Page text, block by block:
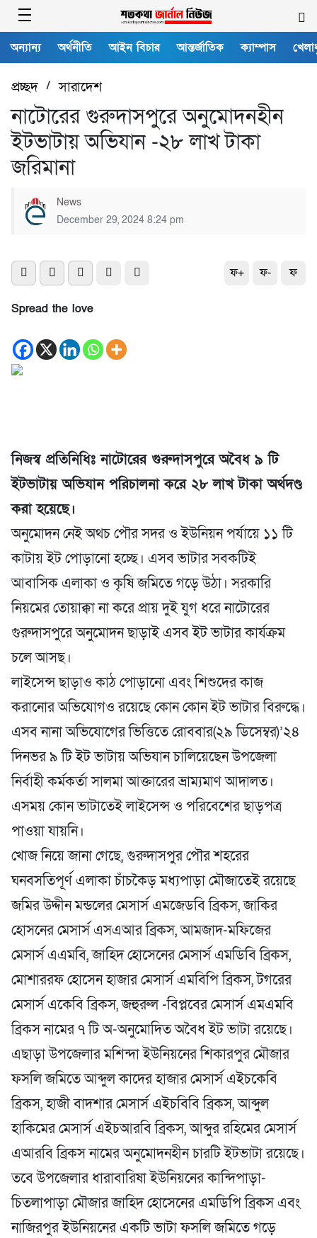
অন্যান্য অর্থনীতি আইন বিচার আন্তর্জাতিক ক্যাম্পাস
প্রচ্ছদ/সারাদেশ
নাটোরের গুরুদাসপুরে অনুমোদনহীন
ইটভাটায় অভিযান -২৮ লাখ টাকা
জরিমানা
News
December 29, 2024 8:24 pm
ফ+ ফ- ফ
Spread the love
নিজস্ব প্রতিনিধিঃ নাটোরের গুরুদাসপুরে অবৈধ ৯ টি
ইটভাটায় অভিযান পরিচালনা করে ২৮ লাখ টাকা অর্থদণ্ড
করা হয়েছে।
অনুমোদন নেই অথচ পৌর সদর ও ইউনিয়ন পর্যায়ে ১১ টি
কাটায় ইট পোড়ানো হচ্ছে। এসব ভাটার সবকটিই
আবাসিক এলাকা ও কৃষি জমিতে গড়ে উঠা। সরকারি
নিয়মের তোয়াক্কা না করে প্রায় দুই যুগ ধরে নাটোরের
গুরুদাসপুরে অনুমোদন ছাড়াই এসব ইট ভাটার কার্যক্রম
চলে আসছ।
লাইসেন্স ছাড়াও কাঠ পোড়ানো এবং শিশুদের কাজ
করানোর অভিযোগও রয়েছে কোন কোন ইট ভাটার বিরুদ্ধে।
এসব নানা অভিযোগের ভিত্তিতে রোববার(২৯ ডিসেম্বর)’২৪
দিনভর ৯ টি ইট ভাটায় অভিযান চালিয়েছেন উপজেলা
নির্বাহী কর্মকর্তা সালমা আক্তারের ভ্রাম্যমাণ আদালত।
এসময় কোন ভাটাতেই লাইসেন্স ও পরিবেশের ছাড়পত্র
পাওয়া যায়নি।
খোজ নিয়ে জানা গেছে, গুরুদাসপুর পৌর শহরের
ঘনবসতিপূর্ণ এলাকা চাঁচকৈড় মধ্যপাড়া মৌজাতেই রয়েছে
জমির উদ্দীন মন্ডলের মেসার্স এমজেডবি ব্রিকস, জাকির
হোসনের মেসার্স এসএআর ব্রিকস, আমজাদ-মফিজের
মেসার্স এএমবি, জাহিদ হোসেনের মেসার্স এমডিবি ব্রিকস,
মোশাররফ হোসেন হাজার মেসার্স এমবিপি ব্রিকস, টগরের
মেসার্স একেবি ব্রিকস, জহুরুল -বিপ্লবের মেসার্স এমএমবি
ব্রিকস নামের ৭ টি অ-অনুমোদিত অবৈধ ইট ভাটা রয়েছে।
এছাড়া উপজেলার মশিন্দা ইউনিয়নের শিকারপুর মৌজার
ফসলি জমিতে আব্দুল কাদের হাজার মেসার্স এইচকেবি
ব্রিকস, হাজী বাদশার মেসার্স এইচবিবি ব্রিকস, আব্দুল
হাকিমের মেসার্স এইচআরবি ব্রিকস, আব্দুর রহিমের মেসার্স
এআরবি ব্রিকস নামের অনুমোদনহীন চারটি ইটভাটা রয়েছে।
তবে উপজেলার ধারাবারিষা ইউনিয়নের কান্দিপাড়া-
চিতলাপাড়া মৌজার জাহিদ হোসেনের এমডিপি ব্রিকস এবং
নাজিরপুর ইউনিয়নের একটি ভাটা ফসলি জমিতে গড়ে